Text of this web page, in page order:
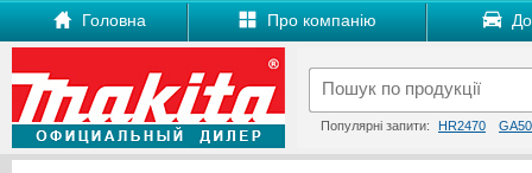
Головна Про компанію
Популярні запити: HR2470